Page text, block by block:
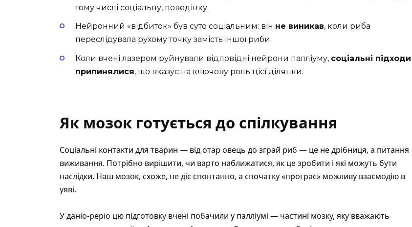
тому числі соціальну, поведінку.
Нейронний «відбиток» був суто соціальним: він не виникав, коли риба
переслідувала рухому точку замість іншої риби.
Коли вчені лазером руйнували відповідні нейрони палліуму, соціальні підходи
припинялися, що вказує на ключову роль цієї ділянки.
Як мозок готується до спілкування
Соціальні контакти для тварин — від отар овець до зграй риб — це не дрібниця, а питання
виживання. Потрібно вирішити, чи варто наближатися, як це зробити і які можуть бути
наслідки. Наш мозок, схоже, не діє спонтанно, а спочатку «програє» можливу взаємодію в
уяві.
У даніо-реріо цю підготовку вчені побачили у палліумі — частині мозку, яку вважають